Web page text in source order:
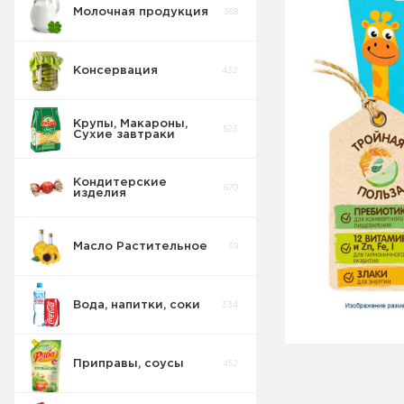
Молочная продукция 368
Консервация 432
Крупы, Макароны,
Сухие завтраки
523
Кондитерские
изделия
670
Масло Растительное 39
Вода, напитки, соки 334
Приправы, соусы 452